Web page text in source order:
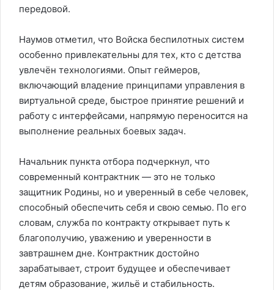
передовой.
Наумов отметил, что Войска беспилотных систем
особенно привлекательны для тех, кто с детства
увлечён технологиями. Опыт геймеров,
включающий владение принципами управления в
виртуальной среде, быстрое принятие решений и
работу с интерфейсами, напрямую переносится на
выполнение реальных боевых задач.
Начальник пункта отбора подчеркнул, что
современный контрактник — это не только
защитник Родины, но и уверенный в себе человек,
способный обеспечить себя и свою семью. По его
словам, служба по контракту открывает путь к
благополучию, уважению и уверенности в
завтрашнем дне. Контрактник достойно
зарабатывает, строит будущее и обеспечивает
детям образование, жильё и стабильность.